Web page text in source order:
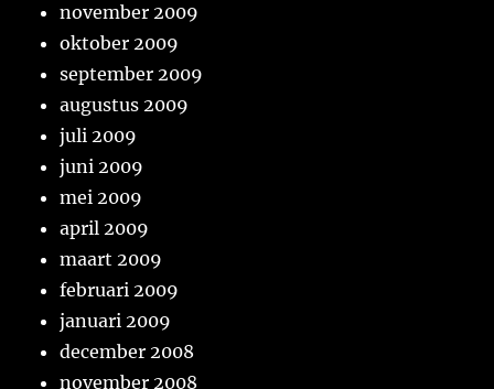
november 2009
oktober 2009
september 2009
augustus 2009
juli 2009
juni 2009
mei 2009
april 2009
maart 2009
februari 2009
januari 2009
december 2008
november 2008